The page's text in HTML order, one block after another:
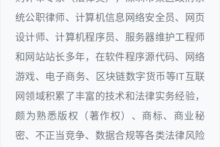
统公职律师、计算机信息网络安全员、网页
设计师、计算机程序员、服务器维护工程师
和网站站长多年，在软件程序源代码、网络
游戏、电子商务、区块链数字货币等IT互联
网领域积累了丰富的技术和法律实务经验，
颇为熟悉版权（著作权）、商标、商业秘
密、不正当竞争、数据合规等各类法律风险